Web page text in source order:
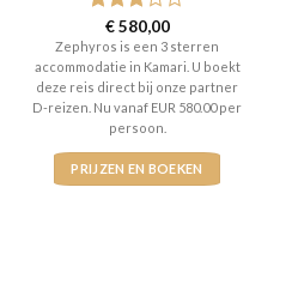
Gewaardeerd
3uit 5
€580,00
Zephyros is een 3 sterren
accommodatie in Kamari. U boekt
deze reis direct bij onze partner
D-reizen. Nu vanaf EUR 580.00 per
persoon.
PRIJZEN EN BOEKEN